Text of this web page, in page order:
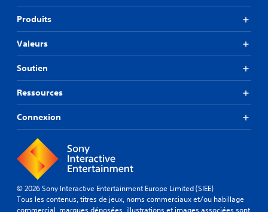
Produits
Valeurs
Soutien
Ressources
Connexion
© 2026 Sony Interactive Entertainment Europe Limited (SIEE)
Tous les contenus, titres de jeux, noms commerciaux et/ou habillage
commercial, marques déposées, illustrations et images associées sont